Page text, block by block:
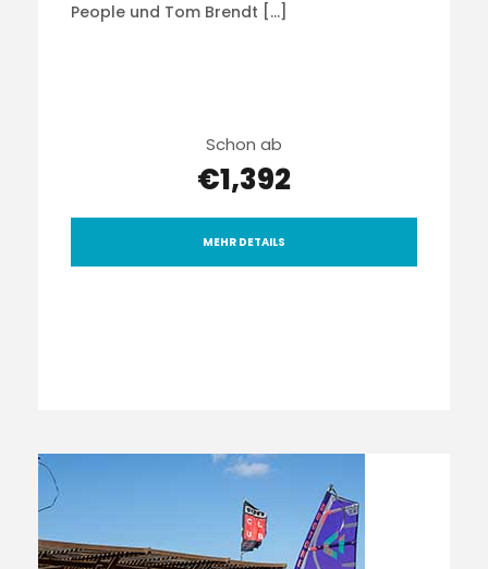
People und Tom Brendt […]
Schon ab
€1,392
MEHR DETAILS